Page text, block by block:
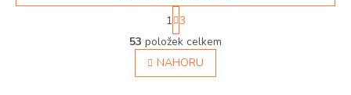
O
v
l
á
t
r
á
n
k
1 3
53 položek celkem
NAHORU